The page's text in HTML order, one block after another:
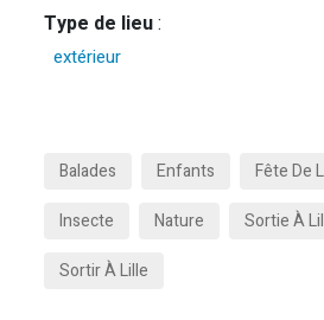
Type de lieu:
extérieur
Balades Enfants
Fête De
Insecte
Nature
Sortie À
Sortir À Lille